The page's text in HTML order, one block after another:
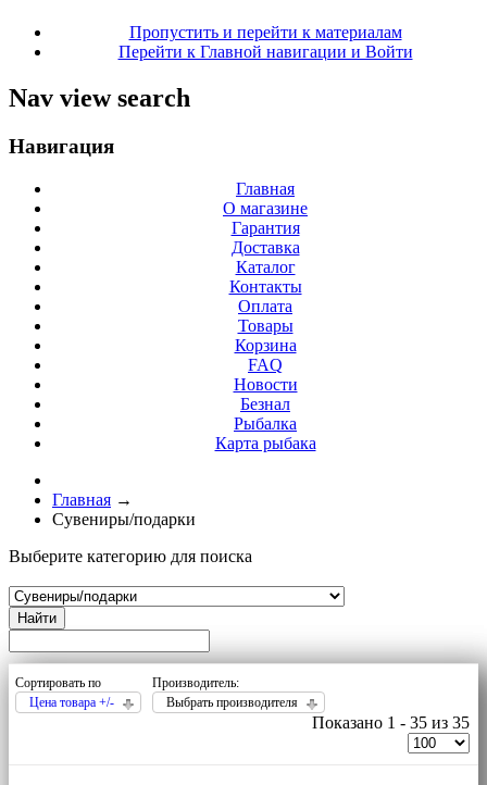
Пропустить и перейти к материалам
Перейти к Главной навигации и Войти
Nav view search
Навигация
Главная
О магазине
Гарантия
Доставка
Каталог
Контакты
Оплата
Товары
Корзина
FAQ
Новости
Безнал
Рыбалка
Карта рыбака
Главная →
Сувениры/подарки
Выберите категорию для поиска
Найти
Сортировать по
Цена товара +/-
Производитель:
Выбрать производителя
Показано 1 - 35 из 35